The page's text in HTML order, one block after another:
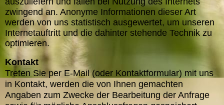
zwingend an. Anonyme Informationen dieser Art
werden von uns statistisch ausgewertet, um unseren
Internetauftritt und die dahinter stehende Technik zu
optimieren.
Kontakt
Treten Sie per E-Mail (oder Kontaktformular) mit uns
in Kontakt, werden die von Ihnen gemachten
Angaben zum Zwecke der Bearbeitung der Anfrage